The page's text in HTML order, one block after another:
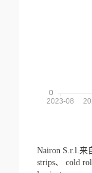
Nairon S.r.l.来
strips、 cold